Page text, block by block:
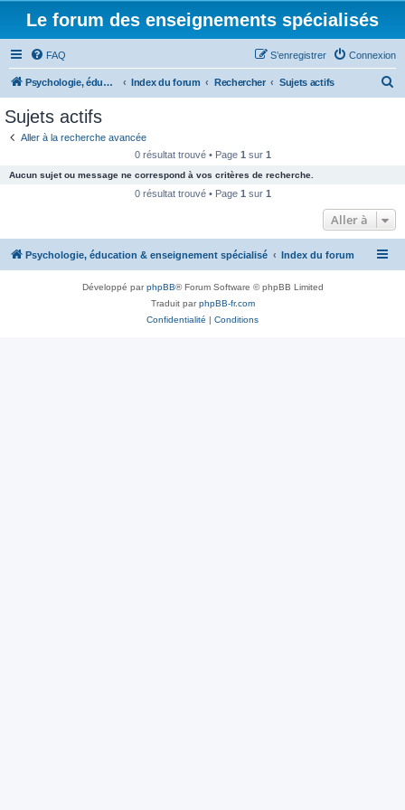
Le forum des enseignements spécialisés
FAQ Connexion
S’enregistrer
Psychologie, éducation & enseignement spécialisé Index du forum Rechercher Sujets actifs
c
Sujets actifs
Aller à la recherche avancée
0 résultat trouvé • Page 1 sur 1
Aucun sujet ou message ne correspond à vos critères de recherche.
0 résultat trouvé • Page 1 sur 1
Aller à
Psychologie, éducation & enseignement spécialisé Index du forum
Développé parphpBB® Forum Software © phpBB Limited
Traduit parphpBB-fr.com
Confidentialité | Conditions